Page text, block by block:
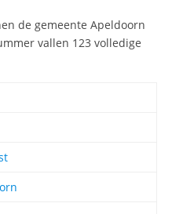
de gemeente Apeldoorn
vallen 123 volledige